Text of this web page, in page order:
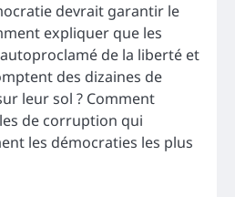
devrait garantir le
expliquer que les
de la liberté et
des dizaines de
leur sol ? Comment
de corruption qui
les démocraties les plus